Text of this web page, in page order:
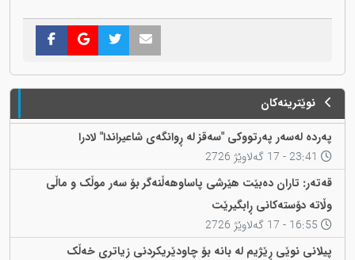
نوێترینەکان
پەردە لەسەر پەرتووکی "سەقز لە ڕوانگەی شاعیراندا" لادرا
قەتەر: تاران دەبێت هێرشی پاساوهەڵنەگر بۆ سەر موڵک و ماڵی
وڵاتە دۆستەکانی ڕابگیرێت
پیلانی نوێی ڕێژیم لە بانە بۆ چاودێریکردنی زیاتری خەڵک